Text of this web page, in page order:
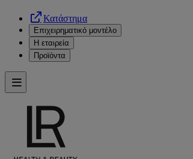
Κατάστημα
Επιχειρηματικό μοντέλο
Η εταιρεία
Προϊόντα